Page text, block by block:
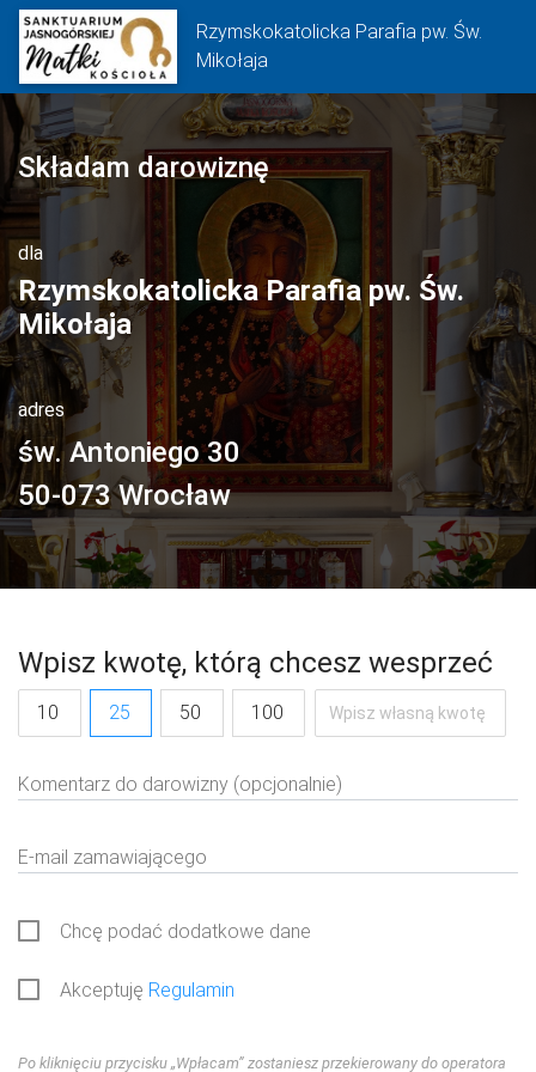
Rzymskokatolicka Parafia pw. Św.
Mikołaja
Składam darowiznę
dla
Rzymskokatolicka Parafia pw. Św.
Mikołaja
adres
św. Antoniego 30
50-073 Wrocław
Wpisz kwotę, którą chcesz wesprzeć
10 25 50 100
Komentarz do darowizny (opcjonalnie)
E-mail zamawiającego
Chcę podać dodatkowe dane
Akceptuję Regulamin
Po kliknięciu przycisku „Wpłacam” zostaniesz przekierowany do operatora